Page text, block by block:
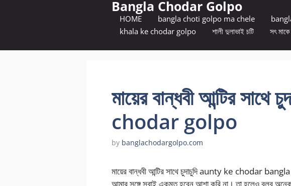
Bangla Chodar Golpo
HOME bangla choti golpo ma chele
khala ke chodar golpo
শালী দুলাভাই চটি সৎ
মায়ের বান্ধবী আন্টির
chodar golpo
by banglachodargolpo.com
মায়ের বান্ধবী আন্টির সাথে চুদাচুদি aunty ke chodar